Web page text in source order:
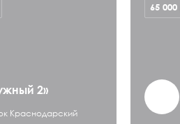
2»
Краснодарский
65 000